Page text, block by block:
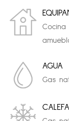
Cocina
AGUA
Gas